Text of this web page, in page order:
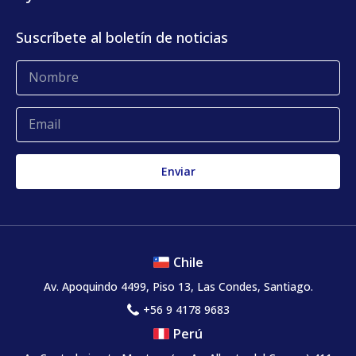
KLog Fulfillment
Glosario
Quejas y reclamos
Suscríbete al boletín de noticias
Chile
Av. Apoquindo 4499, Piso 13, Las Condes, Santiago.
+56 9 4178 9683
Perú